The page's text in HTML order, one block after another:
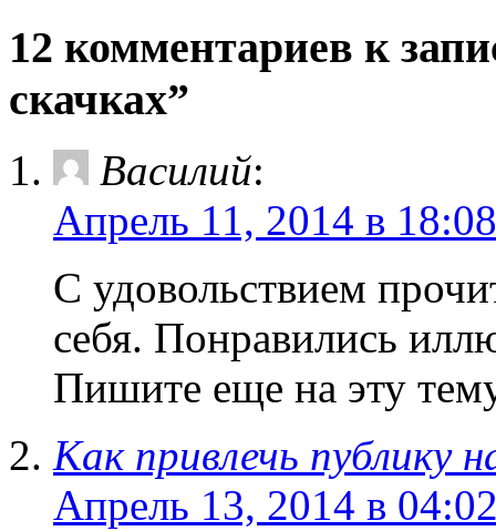
12 комментариев к
скачках”
Василий:
Апрель 11, 2014 в 18:08
С удовольствием
себя. Понравились
Пишите еще на эту
Как привлечь публику
Апрель 13, 2014 в